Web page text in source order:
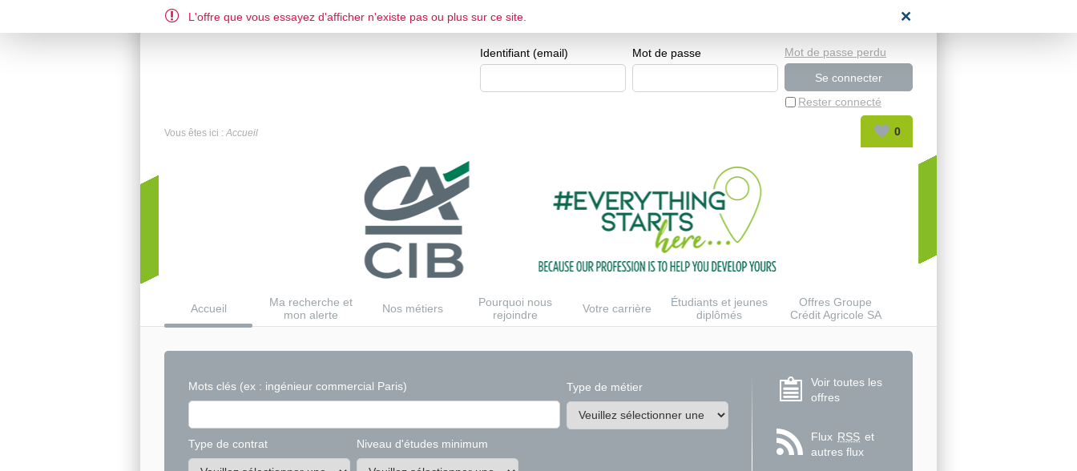
DE EN FR ESPACE CANDIDAT
Identifiant (email) Mot de passe
Rester connecté
Mot de passe perdu
Vous êtes ici : Accueil 0
Accueil
Ma recherche et
mon alerte
Nos métiers
Pourquoi nous
rejoindre
Votre carrière
Étudiants et jeunes
diplômés
Offres Groupe
Crédit Agricole SA
Mots clés (ex : ingénieur commercial Paris) Type de métier
Type de contrat Niveau d'études minimum
Voir toutes les
offres
Flux RSS et
autres flux
L'offre que vous essayez d'afficher n'existe pas ou plus sur ce site.